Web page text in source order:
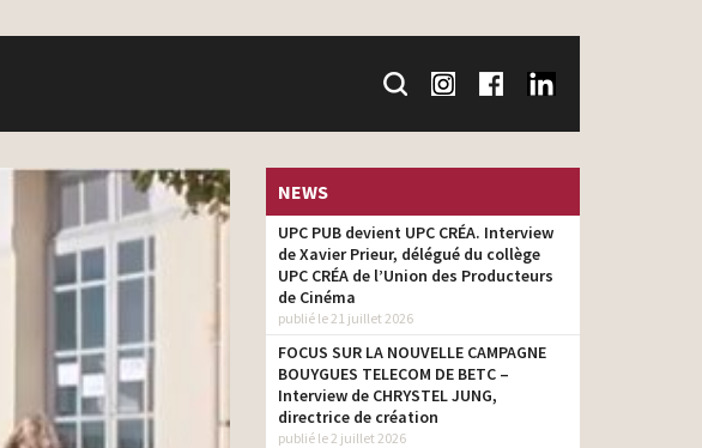
NEWS
UPC PUB devient UPC CRÉA. Interview
de Xavier Prieur, délégué du collège
UPC CRÉA de l’Union des Producteurs
de Cinéma
publié le 21 juillet 2026
FOCUS SUR LA NOUVELLE CAMPAGNE
BOUYGUES TELECOM DE BETC –
Interview de CHRYSTEL JUNG,
directrice de création
publié le 2 juillet 2026